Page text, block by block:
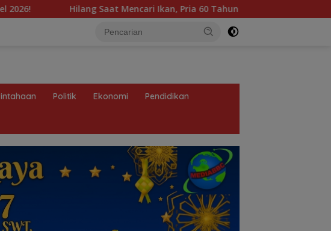
Saat Mencari Ikan, Pria 60 Tahun di Muba Ditemukan Meninggal di Danau
Politik Ekonomi Pendidikan